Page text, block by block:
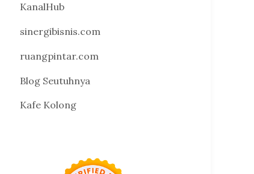
KanalHub
sinergibisnis.com
ruangpintar.com
Blog Seutuhnya
Kafe Kolong